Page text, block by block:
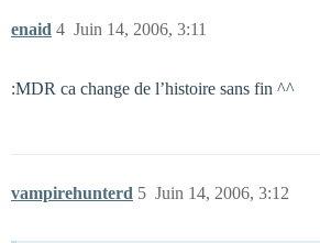
enaid Juin 14, 2006, 3:11
4
:MDR ca change de l’histoire sans fin ^^
vampirehunterd Juin 14, 2006, 3:12
5